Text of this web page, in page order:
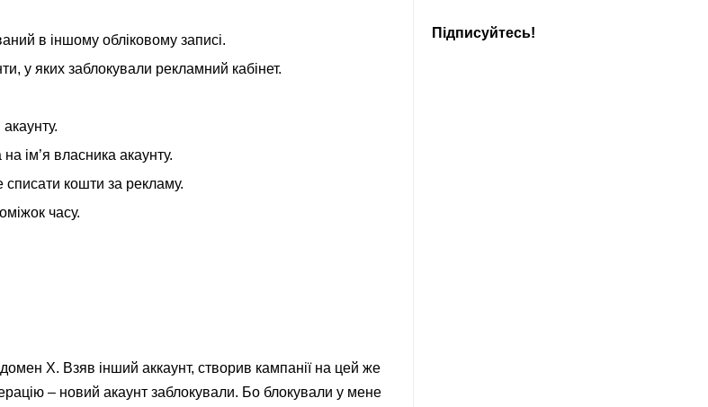
в іншому обліковому записі.
у яких заблокували рекламний кабінет.
акаунту.
ім’я власника акаунту.
кошти за рекламу.
часу.
Х. Взяв інший аккаунт, створив кампанії на цей же
– новий акаунт заблокували. Бо блокували у мене
Підписуйтесь!